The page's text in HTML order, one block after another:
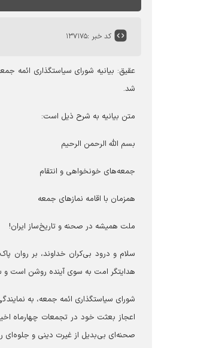
کد خبر :۱۳۷۱۷۵
عقیق: بیانیه شورای سیاستگذاری ائمه
شد.
متن بیانیه به شرح ذیل است:
بسم الله الرحمن الرحیم
جمعه‌های خونخواهی و انتقام
همزمان با اقامه نمازهای جمعه
ملت همیشه در صحنه و تاریخ‌ساز ایران!
سلام و درود بی‌کران خداوند، بر روان
هدایتگر امت به سوی آینده روشن است
شورای سیاستگذاری ائمه جمعه، به
اعجاز بعثت خود در تجمعات چهارماه
صحنه‌ای بی‌بدیل از غیرت دینی و جلوه‌ای